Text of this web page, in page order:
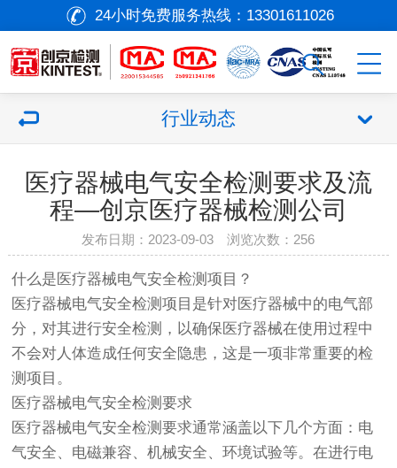
24小时免费服务热线： 13301611026
行业动态
医疗器械电气安全检测要求及流
程—创京医疗器械检测公司
发布日期：2023-09-03 浏览次数： 256
什么是 医疗器械电气安全检测项目？
医疗器械电气安全检测项目是针对医疗器械中的电气部
分，对其进行安全检测，以确保 医疗器械在使用过程中
不会对人体造成任何安全隐患，这是一项非常重要的检
测项目。
医疗器械电气安全检测要求
医疗器械电气安全检测要求通常涵盖以下几个方面：电
气安全、电磁兼容、机械安全、环境试验等。在进行电